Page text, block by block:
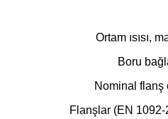
Ortam ısısı,
Boru
Nominal flanş
Flanşlar (EN